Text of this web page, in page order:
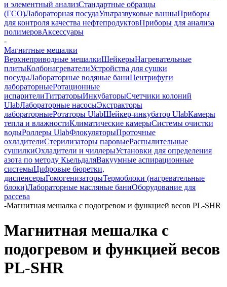
и элементный анализСтандартные образцы
(ГСО)Лабораторная посудаУльтразвуковые ванныПриборы
для контроля качества нефтепродуктовПриборы для анализа
полимеровАксессуары
-
Магнитные мешалки
Верхнеприводные мешалкиШейкерыНагревательные
плитыКолбонагревателиУстройства для сушки
посудыЛабораторные водяные баниЦентрифуги
лабораторныеРотационные
испарителиТитраторыИнкубаторыСчетчики колоний
UlabЛабораторные насосыЭкстракторы
лабораторныеРотаторы UlabШейкер-инкубатор UlabКамеры
тепла и влажностиКлиматические камерыСистемы очистки
водыРоллеры UlabФлокуляторыПроточные
охладителиСтерилизаторы паровыеРаспылительные
сушилкиОхладители и чиллерыУстановки для определения
азота по методу КьельдаляВакуумные аспирационные
системыЦифровые бюретки,
диспенсерыГомогенизаторыТермоблоки (нагревательные
блоки)Лабораторные масляные баниОборудование для
рассева
-Магнитная мешалка с подогревом и функцией весов PL-SHR
Магнитная мешалка с
подогревом и функцией весов
PL-SHR